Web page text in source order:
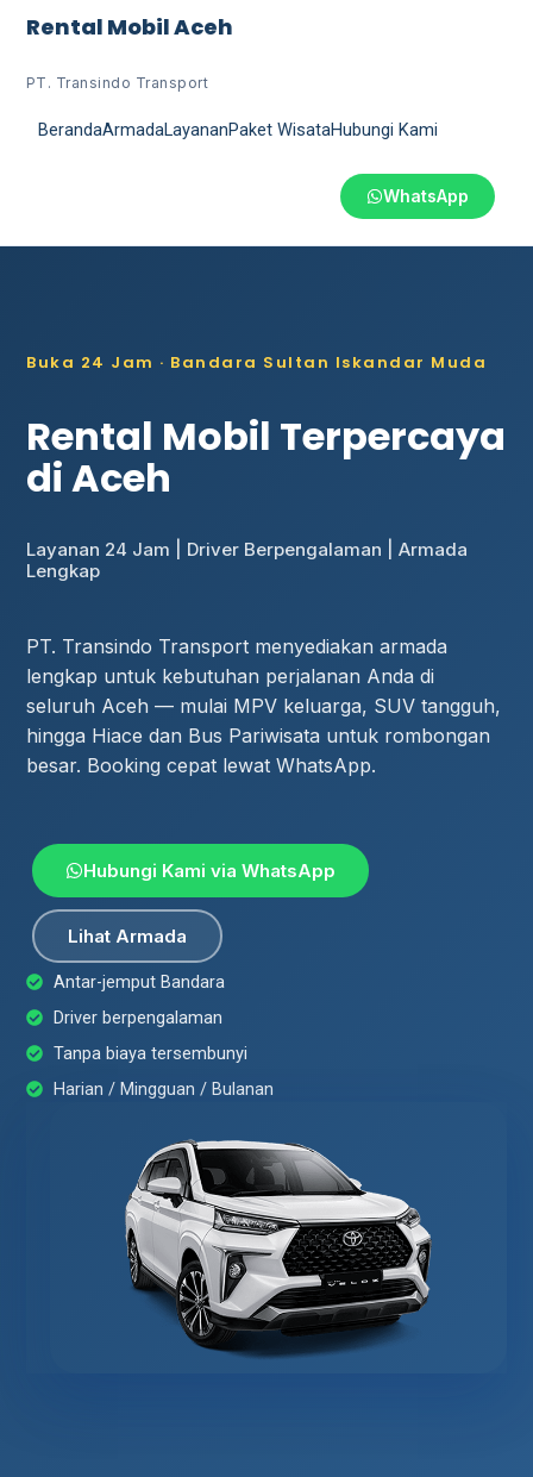
Rental Mobil Aceh
PT. Transindo Transport
BerandaArmadaLayananPaket WisataHubungi Kami
WhatsApp
Buka 24 Jam · Bandara Sultan Iskandar Muda
Rental Mobil Terpercaya
di Aceh
Layanan 24 Jam | Driver Berpengalaman | Armada
Lengkap
PT. Transindo Transport menyediakan armada
lengkap untuk kebutuhan perjalanan Anda di
seluruh Aceh — mulai MPV keluarga, SUV tangguh,
hingga Hiace dan Bus Pariwisata untuk rombongan
besar. Booking cepat lewat WhatsApp.
Hubungi Kami via WhatsApp
Lihat Armada
Antar-jemput Bandara
Driver berpengalaman
Tanpa biaya tersembunyi
Harian / Mingguan / Bulanan